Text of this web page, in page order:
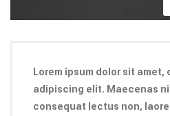
Lorem ipsum dolor sit
adipiscing elit. Maecenas
consequat lectus non,